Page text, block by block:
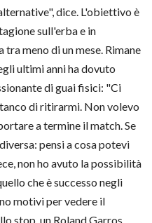
dice. L'obiettivo è
sull'erba e in
meno di un mese. Rimane
ultimi anni ha dovuto
di guai fisici: "Ci
di ritirarmi. Non volevo
a termine il match. Se
pensi a cosa potevi
non ho avuto la possibilità
che è successo negli
motivi per vedere il
stop, un Roland Garros